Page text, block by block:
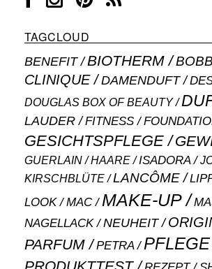
TAGCLOUD
BENEFIT BIOTHERM
CLINIQUE DAMENDUFT
DOUGLAS BOX OF BEAUTY
LAUDER
FITNESS
GESICHTSPFLEGE
GUERLAIN HAARE ISADORA
KIRSCHBLÜTE LANCÔME
LOOK MAC MAKE-UP
NAGELLACK NEUHEIT
PARFUM PETRA PFLEGE